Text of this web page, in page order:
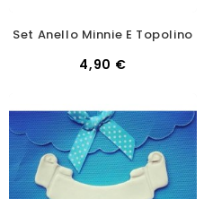
Set Anello Minnie E Topolino
4,90 €